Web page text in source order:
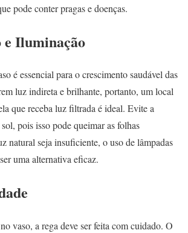
pode conter pragas e doenças.
Iluminação
é essencial para o crescimento saudável das
luz indireta e brilhante, portanto, um local
que receba luz filtrada é ideal. Evite a
pois isso pode queimar as folhas
natural seja insuficiente, o uso de lâmpadas
uma alternativa eficaz.
vaso, a rega deve ser feita com cuidado. O